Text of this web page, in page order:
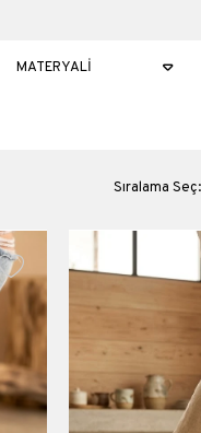
MATERYALI